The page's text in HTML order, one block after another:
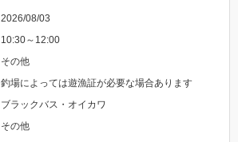
2026/08/03
10:30～12:00
その他
釣場によっては遊漁証が必要な場合あります
ブラックバス・オイカワ
その他